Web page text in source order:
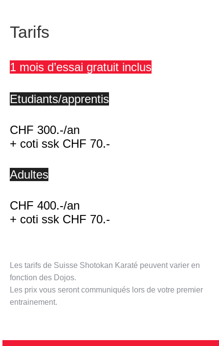
Tarifs
1 mois d’essai gratuit inclus
Etudiants/apprentis
CHF 300.-/an
+ coti ssk CHF 70.-
Adultes
CHF 400.-/an
+ coti ssk CHF 70.-
Les tarifs de Suisse Shotokan Karaté peuvent varier en
fonction des Dojos.
Les prix vous seront communiqués lors de votre premier
entrainement.